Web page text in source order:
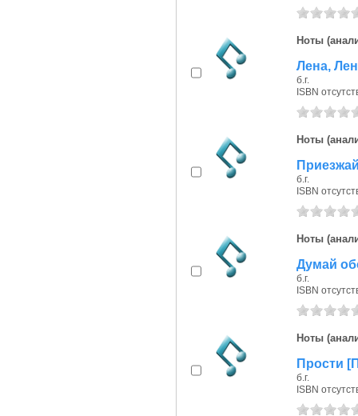
Ноты
Лена,
б.г.
ISBN
Ноты
б.г.
ISBN
Ноты
Думай
б.г.
ISBN
Ноты
Прости
б.г.
ISBN